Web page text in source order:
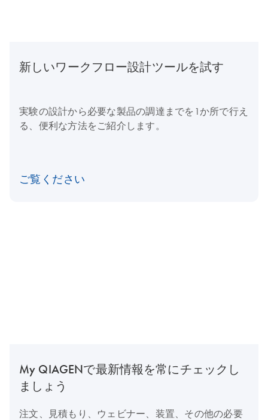
新しいワークフロー設計ツールを試す
実験の設計から必要な製品の調達までを1か所で行え
る、便利な方法をご紹介します。
ご覧ください
My QIAGENで最新情報を常にチェックし
ましょう
注文、見積もり、ウェビナー、装置、その他の必要